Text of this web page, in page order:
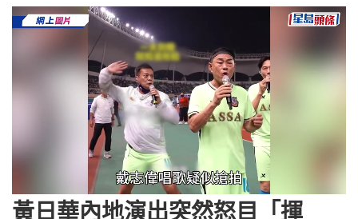
Loaded:
72.62%
黃日華內地演出突然怒目「揮